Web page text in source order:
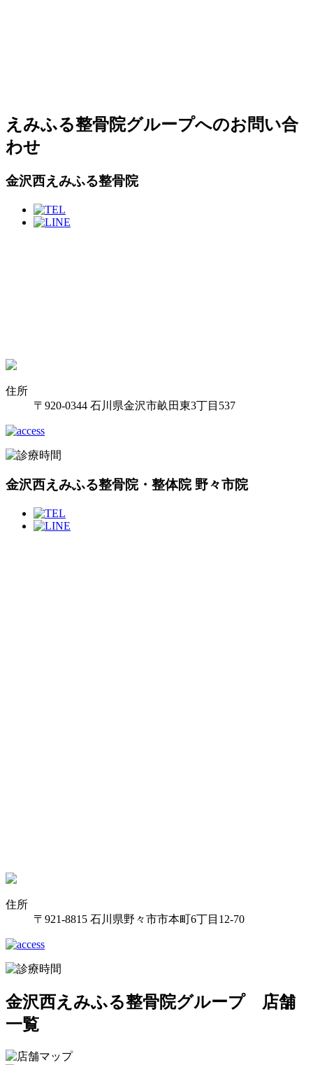
えみふる整骨院グループへのお問い合
わせ
金沢西えみふる整骨院
住所
〒920-0344 石川県金沢市畝田東3丁目537
金沢西えみふる整骨院・整体院 野々市院
住所
〒921-8815 石川県野々市市本町6丁目12-70
金沢西えみふる整骨院グループ 店舗
一覧